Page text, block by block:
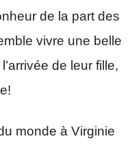
de la part des
vivre une belle
de leur fille,
monde à Virginie